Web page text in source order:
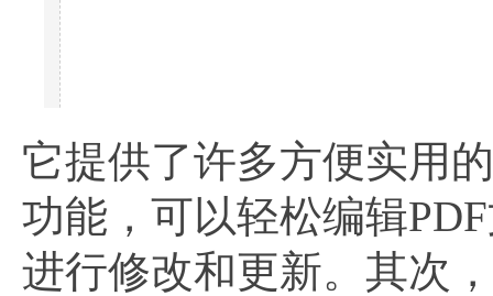
它提供了许多方便实用
功能，可以轻松编辑
进行修改和更新。其次